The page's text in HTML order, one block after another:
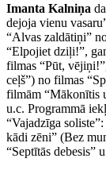
Imanta Kalniņa
dejoja vienu
“Alvas zaldātiņi”
“Elpojiet dziļi!”,
filmas “Pūt,
ceļš”) no filmas
filmām “Mākonītis
u.c. Programmā
“Vajadzīga
kādi zēni” (Bez
“Septītās debesis”